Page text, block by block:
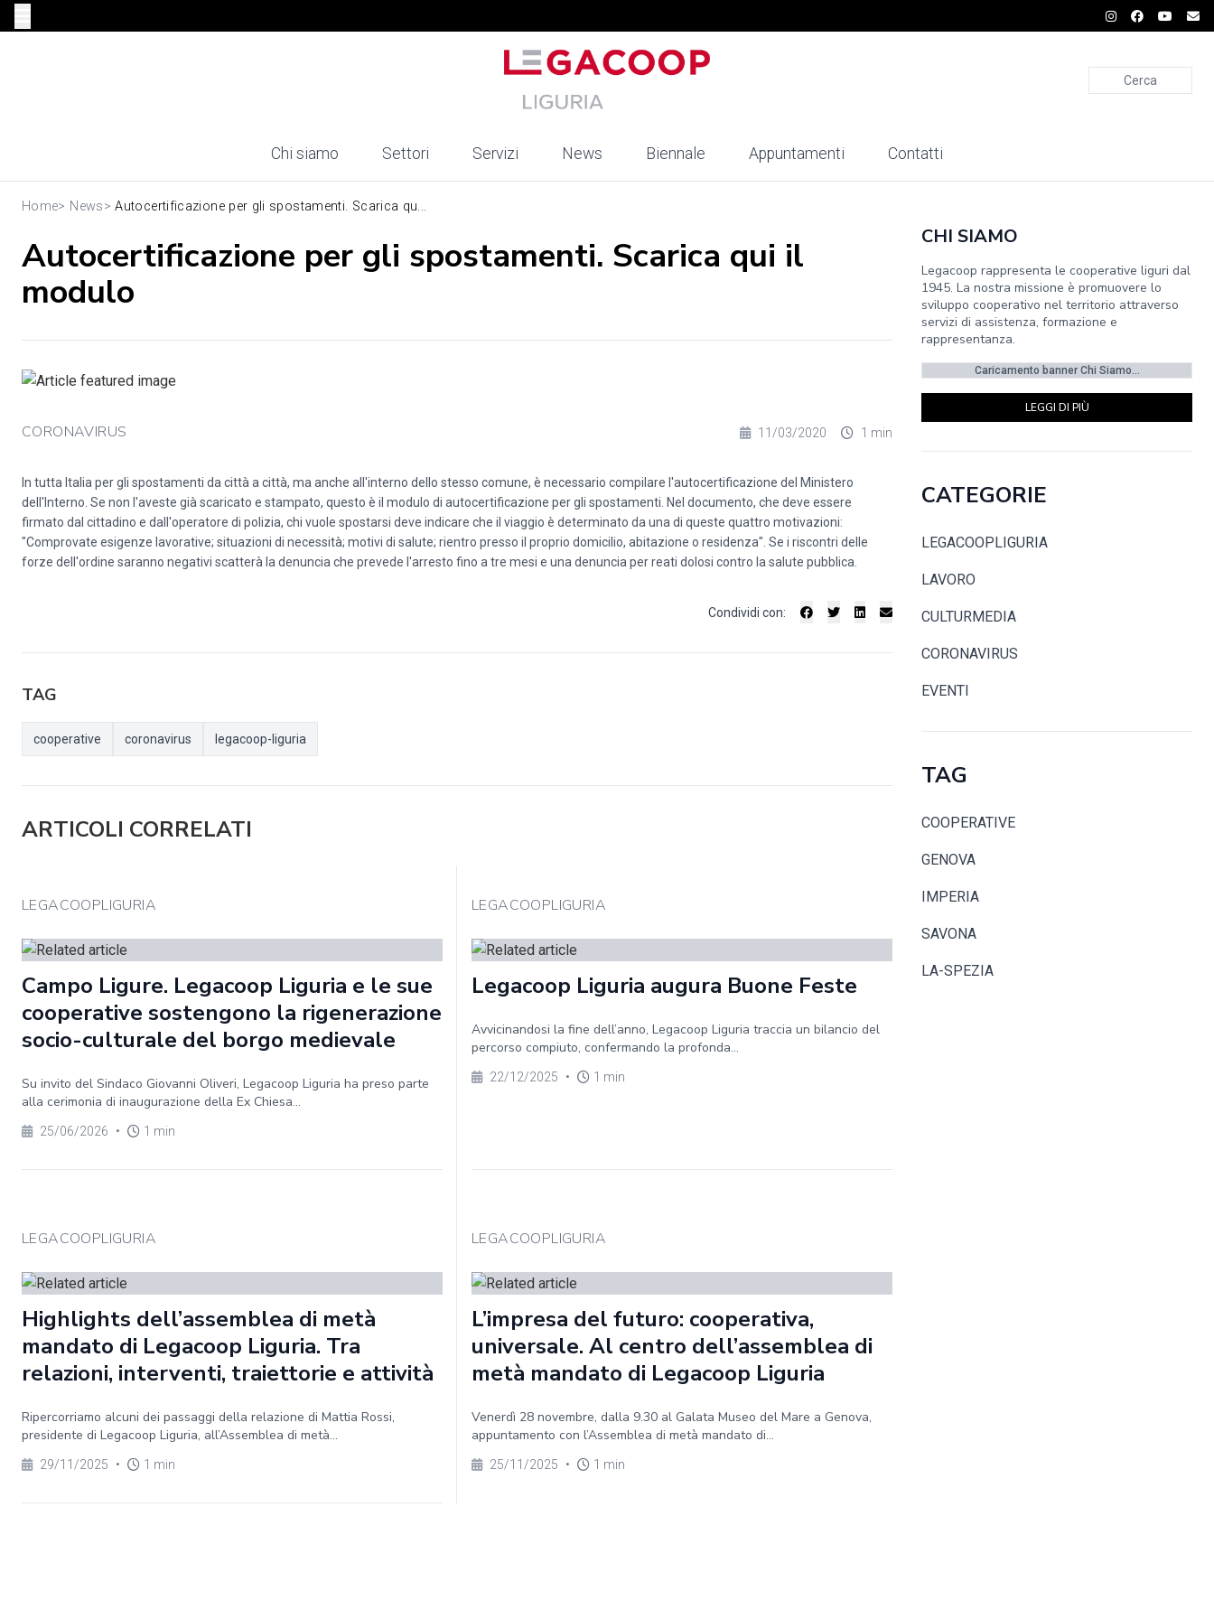
Cerca
Chi siamo Settori Servizi News Biennale Appuntamenti Contatti
Home> News> Autocertificazione per gli spostamenti. Scarica qu...
Autocertificazione per gli spostamenti. Scarica qui il
modulo
CORONAVIRUS 11/03/2020 1 min
In tutta Italia per gli spostamenti da città a città, ma anche all'interno dello stesso comune, è necessario compilare l'autocertificazione del Ministero
dell'Interno. Se non l'aveste già scaricato e stampato, questo è il modulo di autocertificazione per gli spostamenti. Nel documento, che deve essere
firmato dal cittadino e dall'operatore di polizia, chi vuole spostarsi deve indicare che il viaggio è determinato da una di queste quattro motivazioni:
"Comprovate esigenze lavorative; situazioni di necessità; motivi di salute; rientro presso il proprio domicilio, abitazione o residenza". Se i riscontri delle
forze dell'ordine saranno negativi scatterà la denuncia che prevede l'arresto fino a tre mesi e una denuncia per reati dolosi contro la salute pubblica.
Condividi con:
TAG
cooperative coronavirus legacoop-liguria
ARTICOLI CORRELATI
LEGACOOPLIGURIA
Campo Ligure. Legacoop Liguria e le sue
cooperative sostengono la rigenerazione
socio-culturale del borgo medievale
Su invito del Sindaco Giovanni Oliveri, Legacoop Liguria ha preso parte
alla cerimonia di inaugurazione della Ex Chiesa...
25/06/2026 • 1 min
LEGACOOPLIGURIA
Legacoop Liguria augura Buone Feste
Avvicinandosi la fine dell’anno, Legacoop Liguria traccia un bilancio del
percorso compiuto, confermando la profonda...
22/12/2025 • 1 min
LEGACOOPLIGURIA
Highlights dell’assemblea di metà
mandato di Legacoop Liguria. Tra
relazioni, interventi, traiettorie e attività
Ripercorriamo alcuni dei passaggi della relazione di Mattia Rossi,
presidente di Legacoop Liguria, all’Assemblea di metà...
29/11/2025 • 1 min
LEGACOOPLIGURIA
L’impresa del futuro: cooperativa,
universale. Al centro dell’assemblea di
metà mandato di Legacoop Liguria
Venerdì 28 novembre, dalla 9.30 al Galata Museo del Mare a Genova,
appuntamento con l’Assemblea di metà mandato di...
25/11/2025 • 1 min
CHI SIAMO
Legacoop rappresenta le cooperative liguri dal
1945. La nostra missione è promuovere lo
sviluppo cooperativo nel territorio attraverso
servizi di assistenza, formazione e
rappresentanza.
Caricamento banner Chi Siamo...
LEGGI DI PIÙ
CATEGORIE
LEGACOOPLIGURIA
LAVORO
CULTURMEDIA
CORONAVIRUS
EVENTI
TAG
COOPERATIVE
GENOVA
IMPERIA
SAVONA
LA-SPEZIA